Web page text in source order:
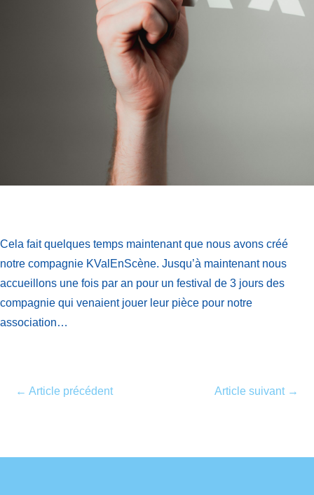
Cela fait quelques temps maintenant que nous avons créé
notre compagnie KValEnScène. Jusqu’à maintenant nous
accueillons une fois par an pour un festival de 3 jours des
compagnie qui venaient jouer leur pièce pour notre
association…
←Article précédent Article suivant→